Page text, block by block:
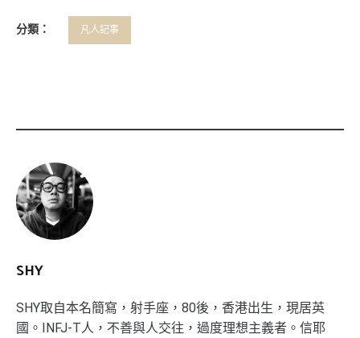
分類： 凡人記事
SHY
SHY取自本名簡寫，射手座，80後，香港出生，現居英
國。INFJ-T人，不善與人交往，過度理想主義者。信耶